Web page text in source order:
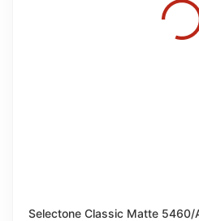
Selectone Classic Matte 5460/